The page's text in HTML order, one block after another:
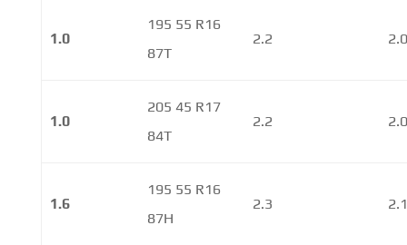
1.0
195 55 R16
87T
2.2
1.0
205 45 R17
84T
2.2
1.6
195 55 R16
87H
2.3